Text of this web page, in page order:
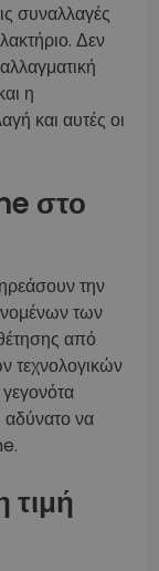
συναλλαγές
Δεν
η
και αυτές οι
στο
την
των
από
τεχνολογικών
αδύνατο να
τιμή